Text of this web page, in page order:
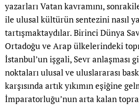
yazarları Vatan kavramını,
ile ulusal kültürün sentezini nasıl
tartışmaktaydılar. Birinci Dünya
Ortadoğu ve Arap ülkelerindeki
İstanbul’un işgali, Sevr anlaşması
noktaları ulusal ve uluslararası
karşısında artık yıkımın eşiğine
İmparatorluğu’nun arta kalan